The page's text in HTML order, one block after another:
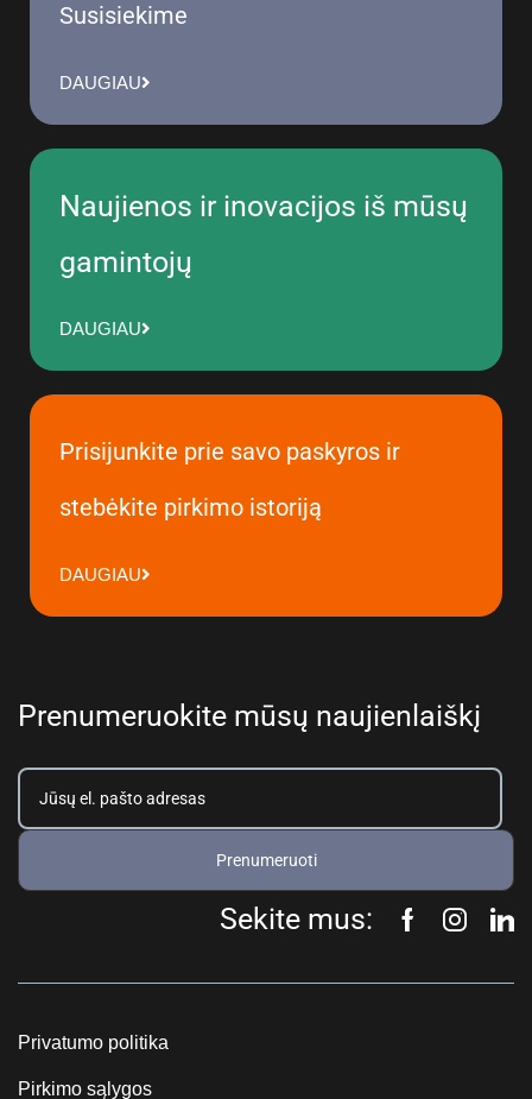
Susisiekime
DAUGIAU
Naujienos ir inovacijos iš mūsų
gamintojų
DAUGIAU
Prisijunkite prie savo paskyros ir
stebėkite pirkimo istoriją
DAUGIAU
Prenumeruokite mūsų naujienlaiškį
Prenumeruoti
Sekite mus:
Privatumo politika
Pirkimo sąlygos